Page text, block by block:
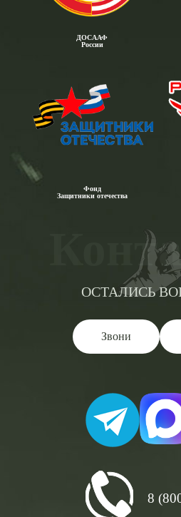
ДОСААФ
России
Фонд
Защитники отечества
ОСТАЛИСЬ
Звони
8